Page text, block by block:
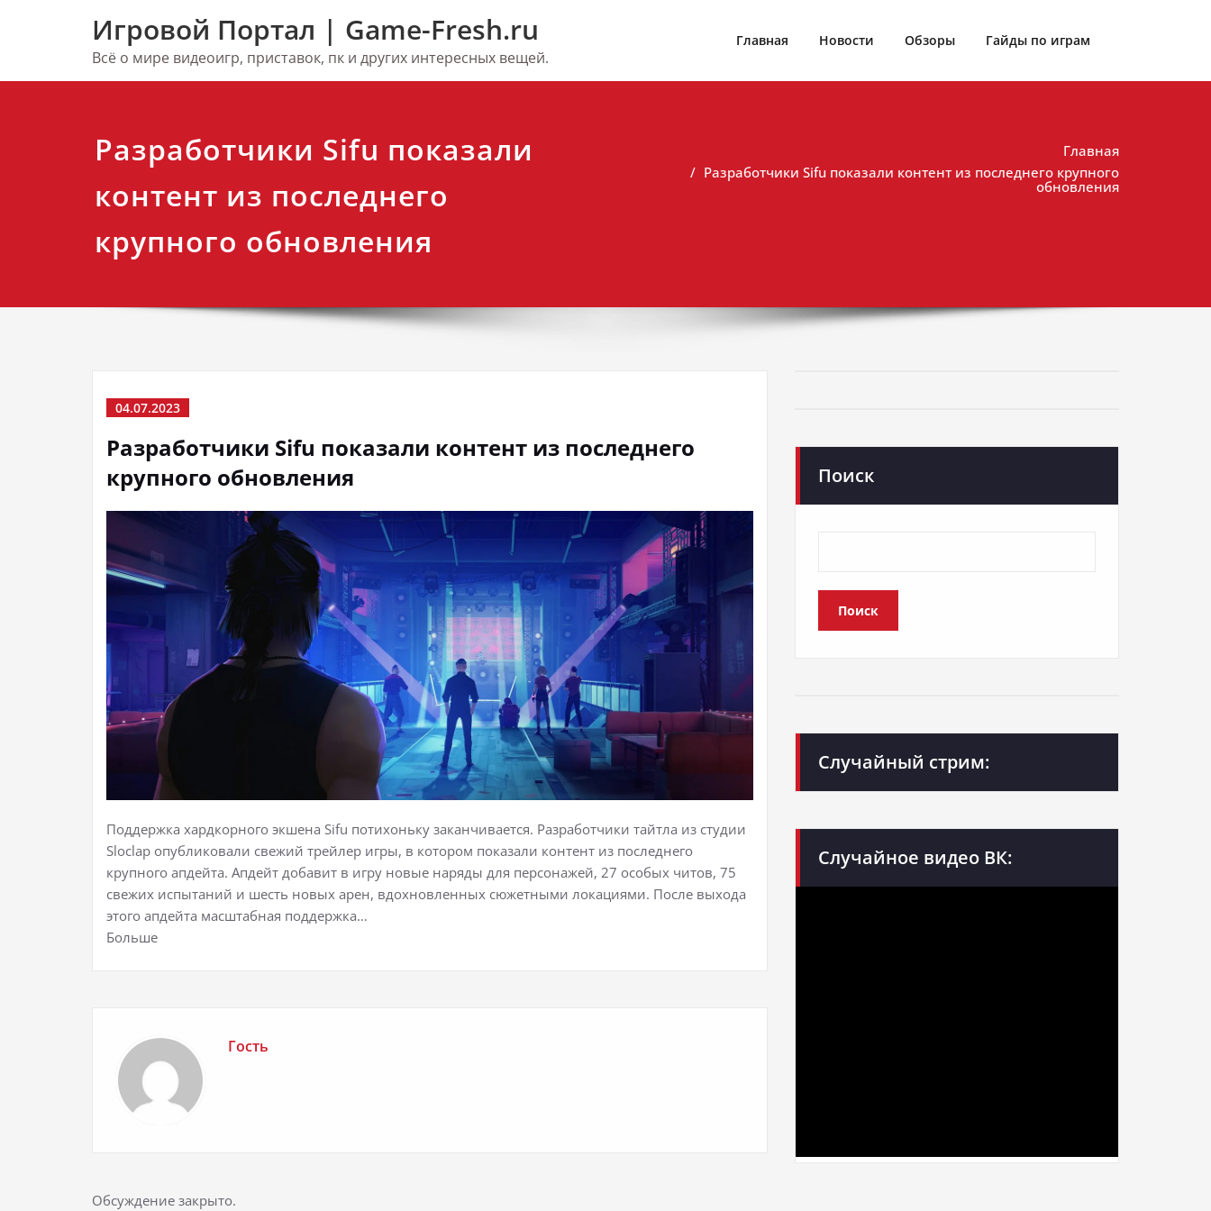
Игровой Портал | Game-Fresh.ru
Всё о мире видеоигр, приставок, пк и других интересных вещей.
Главная Новости Обзоры Гайды по играм
Разработчики Sifu показали
контент из последнего
крупного обновления
Главная
Разработчики Sifu показали контент из последнего крупного
обновления
04.07.2023
Разработчики Sifu показали контент из последнего
крупного обновления
Поддержка хардкорного экшена Sifu потихоньку заканчивается. Разработчики тайтла из студии
Sloclap опубликовали свежий трейлер игры, в котором показали контент из последнего
крупного апдейта. Апдейт добавит в игру новые наряды для персонажей, 27 особых читов, 75
свежих испытаний и шесть новых арен, вдохновленных сюжетными локациями. После выхода
этого апдейта масштабная поддержка…
Больше
Гость
Обсуждение закрыто.
Поиск
Поиск
Случайный стрим:
Случайное видео ВК: